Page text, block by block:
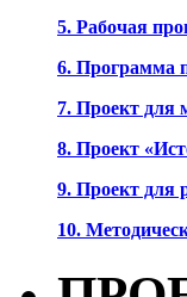
5. Рабочая
6. Программа
7. Проект для
8. Проект
9. Проект для
10.